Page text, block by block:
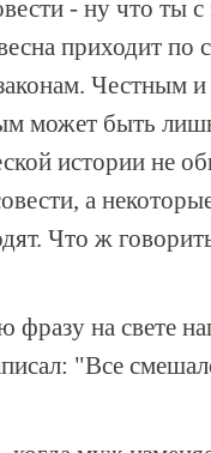
- ну что ты с
приходит по
Честным и
может быть
истории не
а
Что ж
на свете
"Все